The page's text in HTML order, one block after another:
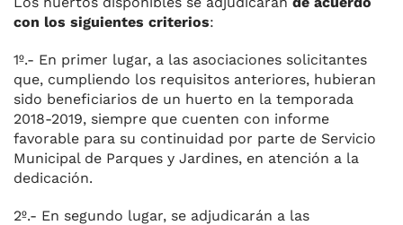
con los siguientes criterios:
1º.- En primer lugar, a las asociaciones solicitantes
que, cumpliendo los requisitos anteriores, hubieran
sido beneficiarios de un huerto en la temporada
2018-2019, siempre que cuenten con informe
favorable para su continuidad por parte de Servicio
Municipal de Parques y Jardines, en atención a la
dedicación.
2º.- En segundo lugar, se adjudicarán a las